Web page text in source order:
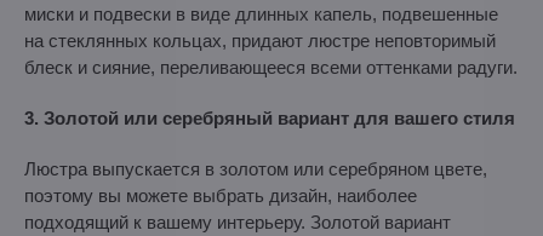
миски и подвески в виде длинных капель, подвешенные
на стеклянных кольцах, придают люстре неповторимый
блеск и сияние, переливающееся всеми оттенками радуги.
3. Золотой или серебряный вариант для вашего стиля
Люстра выпускается в золотом или серебряном цвете,
поэтому вы можете выбрать дизайн, наиболее
подходящий к вашему интерьеру. Золотой вариант